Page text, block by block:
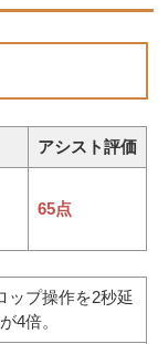
アシスト評価
65点
ップ操作を2秒延
4倍。